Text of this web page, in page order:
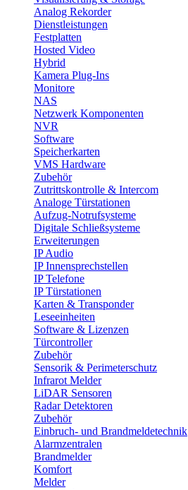
Analog Rekorder
Dienstleistungen
Festplatten
Hosted Video
Hybrid
Kamera Plug-Ins
Monitore
NAS
Netzwerk Komponenten
NVR
Software
Speicherkarten
VMS Hardware
Zubehör
Zutrittskontrolle & Intercom
Analoge Türstationen
Aufzug-Notrufsysteme
Digitale Schließsysteme
Erweiterungen
IP Audio
IP Innensprechstellen
IP Telefone
IP Türstationen
Karten & Transponder
Leseeinheiten
Software & Lizenzen
Türcontroller
Zubehör
Sensorik & Perimeterschutz
Infrarot Melder
LiDAR Sensoren
Radar Detektoren
Zubehör
Einbruch- und Brandmeldetechnik
Alarmzentralen
Brandmelder
Komfort
Melder